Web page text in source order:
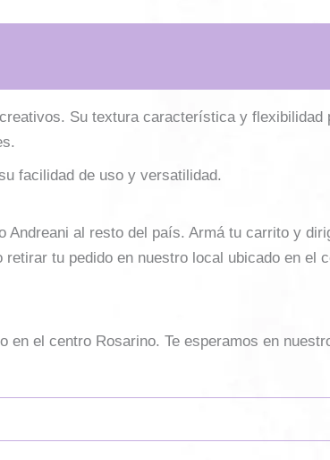
Su textura característica y flexibilidad
facilidad de uso y versatilidad.
al resto del país. Armá tu carrito y
tu pedido en nuestro local ubicado en el
el centro Rosarino. Te esperamos en